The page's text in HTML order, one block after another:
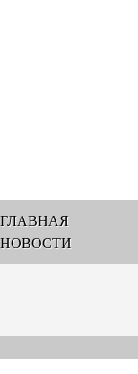
ГЛАВНАЯ
НОВОСТИ